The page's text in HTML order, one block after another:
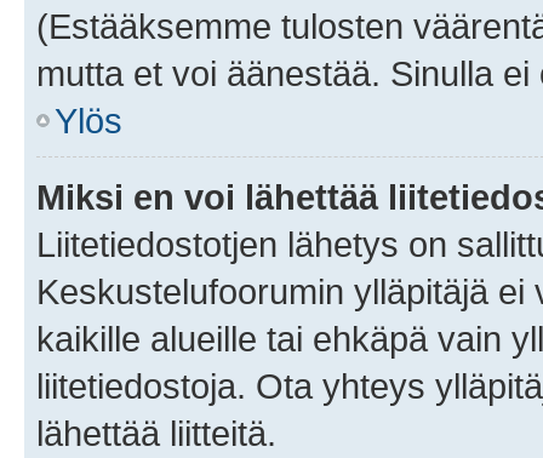
(Estääksemme tulosten
mutta et voi äänestää. Sinulla
Ylös
Miksi en voi lähettää
Liitetiedostotjen lähetys on
Keskustelufoorumin ylläpitäjä
kaikille alueille tai ehkäpä vain
liitetiedostoja. Ota yhteys
lähettää liitteitä.